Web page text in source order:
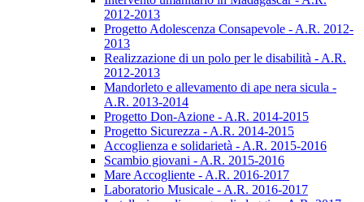
2012-2013
Progetto Adolescenza Consapevole - A.R. 2012-
2013
Realizzazione di un polo per le disabilità - A.R.
2012-2013
Mandorleto e allevamento di ape nera sicula -
A.R. 2013-2014
Progetto Don-Azione - A.R. 2014-2015
Progetto Sicurezza - A.R. 2014-2015
Accoglienza e solidarietà - A.R. 2015-2016
Scambio giovani - A.R. 2015-2016
Mare Accogliente - A.R. 2016-2017
Laboratorio Musicale - A.R. 2016-2017